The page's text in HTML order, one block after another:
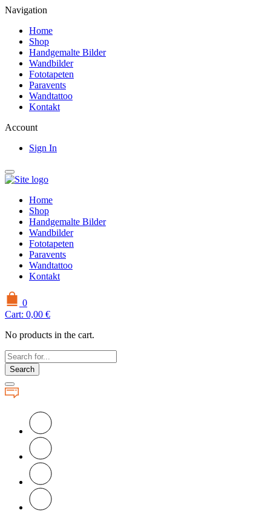
Navigation
Home
Shop
Handgemalte Bilder
Wandbilder
Fototapeten
Paravents
Wandtattoo
Kontakt
Account
Sign In
Home
Shop
Handgemalte Bilder
Wandbilder
Fototapeten
Paravents
Wandtattoo
Kontakt
0
Cart: 0,00 €
No products in the cart.
Search